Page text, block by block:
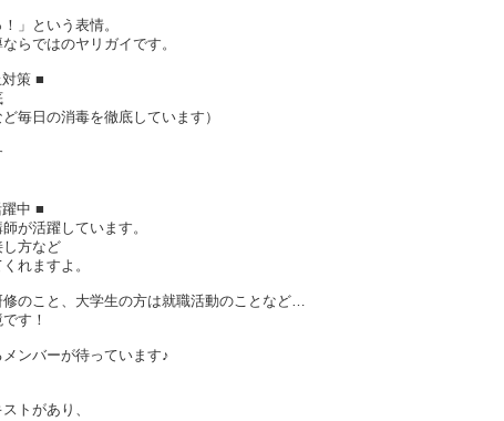
」という表情。
らではのヤリガイです。
策 ■
毎日の消毒を徹底しています）
中 ■
が活躍しています。
方など
れますよ。
のこと、大学生の方は就職活動のことなど…
す！
ンバーが待っています♪
トがあり、